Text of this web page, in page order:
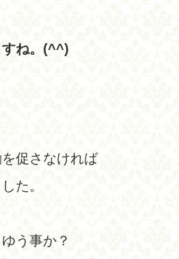
すね。(^^)
促さなければ
た。
う事か？